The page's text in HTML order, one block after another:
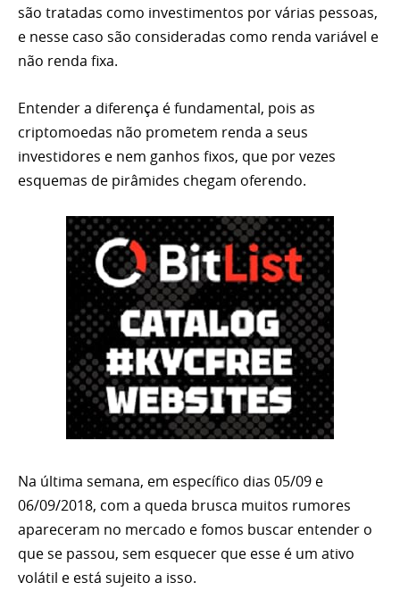
são tratadas como investimentos por várias pessoas,
e nesse caso são consideradas como renda variável e
não renda fixa.
Entender a diferença é fundamental, pois as
criptomoedas não prometem renda a seus
investidores e nem ganhos fixos, que por vezes
esquemas de pirâmides chegam oferendo.
Na última semana, em específico dias 05/09 e
06/09/2018, com a queda brusca muitos rumores
apareceram no mercado e fomos buscar entender o
que se passou, sem esquecer que esse é um ativo
volátil e está sujeito a isso.